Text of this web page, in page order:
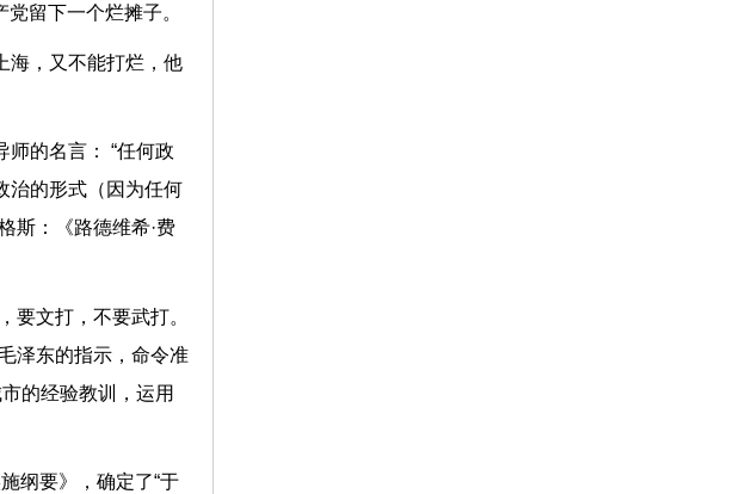
留下一个烂摊子。
海，又不能打烂，他
的名言： “任何政
治的形式（因为任何
斯：《路德维希·费
要文打，不要武打。
泽东的指示，命令准
的经验教训，运用
纲要》，确定了“于